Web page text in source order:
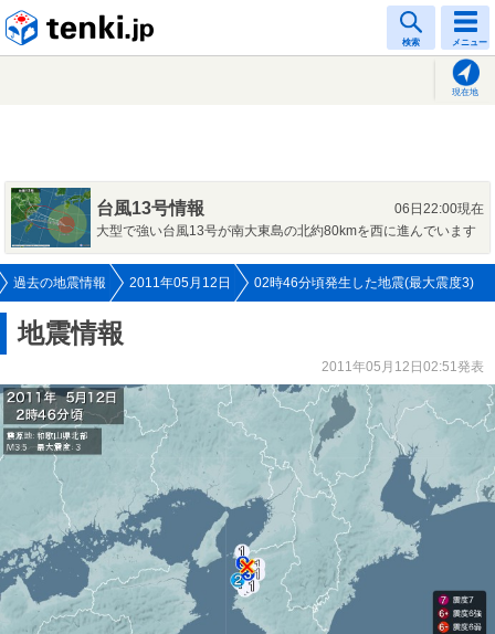
検索 メニュー
現在地
台風13号情報
06日22:00現在
大型で強い台風13号が南大東島の北約80kmを西に進んでいます
過去の地震情報 2011年05月12日 02時46分頃発生した地震(最大震度3)
地震情報
2011年05月12日02:51発表